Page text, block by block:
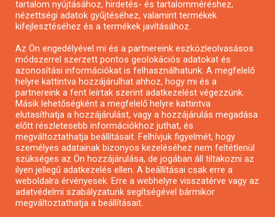
Pályázatok magánszemélyeknek
Pályázatok civil szervezeteknek
Pályázatok vállalkozásoknak
Önkormányzati pályázatok
Mezőgazdasági pályázatok
Falusi turizmus pályázatok
Napelem pályázatok
GINOP pályázatok
tartalom nyújtásához, hirdetés- és tartalomméréshez,
nézettségi adatok gyűjtéséhez, valamint termékek
kifejlesztéséhez és a termékek javításához.
Az Ön engedélyével mi és a partnereink eszközleolvasásos
módszerrel szerzett pontos geolokációs adatokat és
azonosítási információkat is felhasználhatunk. A megfelelő
helyre kattintva hozzájárulhat ahhoz, hogy mi és a
partnereink a fent leírtak szerint adatkezelést végezzünk.
Másik lehetőségként a megfelelő helyre kattintva
elutasíthatja a hozzájárulást, vagy a hozzájárulás megadása
előtt részletesebb információkhoz juthat, és
megváltoztathatja beállításait. Felhívjuk figyelmét, hogy
személyes adatainak bizonyos kezeléséhez nem feltétlenül
szükséges az Ön hozzájárulása, de jogában áll tiltakozni az
ilyen jellegű adatkezelés ellen. A beállításai csak erre a
weboldalra érvényesek. Erre a webhelyre visszatérve vagy az
adatvédelmi szabályzatunk segítségével bármikor
megváltoztathatja a beállításait..